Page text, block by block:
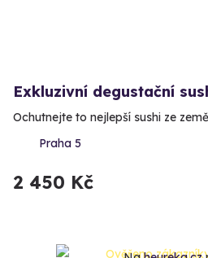
Exkluzivní degustační
Ochutnejte to nejlepší sushi ze
Praha 5
2 450 Kč